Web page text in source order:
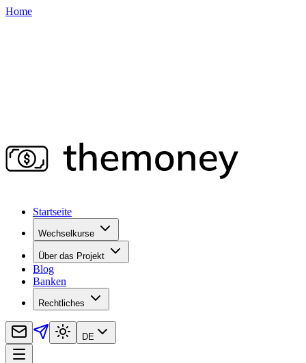
Home
Startseite
Wechselkurse
Über das Projekt
Blog
Banken
Rechtliches
DE